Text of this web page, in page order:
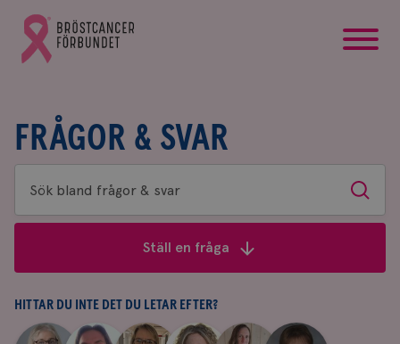
Gå
till
Bröstcancerförbundets
FRÅGOR & SVAR
Sök
bland
&
svar
Sök
Ställ en fråga
HITTAR DU INTE DET DU LETAR EFTER?
|
|
|
|